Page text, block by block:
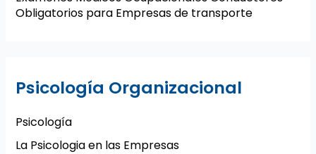
Obligatorios para Empresas de transporte
Psicología Organizacional
Psicología
La Psicologia en las Empresas